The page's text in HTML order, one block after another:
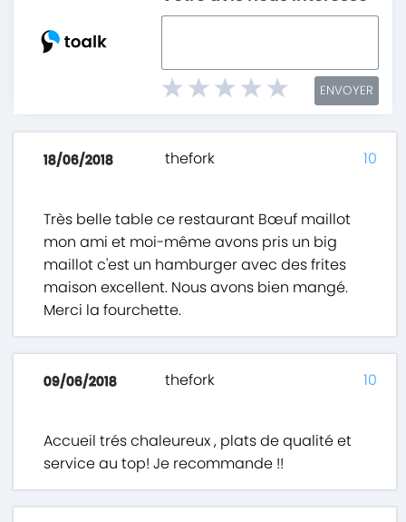
ENVOYER
18/06/2018 thefork
Très belle table ce restaurant Bœuf maillot
mon ami et moi-même avons pris un big
maillot c'est un hamburger avec des frites
maison excellent. Nous avons bien mangé.
Merci la fourchette.
10
09/06/2018 thefork
Accueil trés chaleureux , plats de qualité et
service au top! Je recommande !!
10